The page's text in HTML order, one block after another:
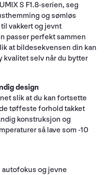
S F1.8-serien, seg
og sømløs
vakkert og jevnt
passer perfekt sammen
at bildesekvensen din kan
kvalitet selv når du bytter
design
slik at du kan fortsette
tøffeste forhold takket
konstruksjon og
så lave som -10
og jevne